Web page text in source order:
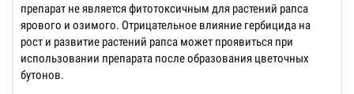
препарат не является фитотоксичным для растений рапса
ярового и озимого. Отрицательное влияние гербицида на
рост и развитие растений рапса может проявиться при
использовании препарата после образования цветочных
бутонов.